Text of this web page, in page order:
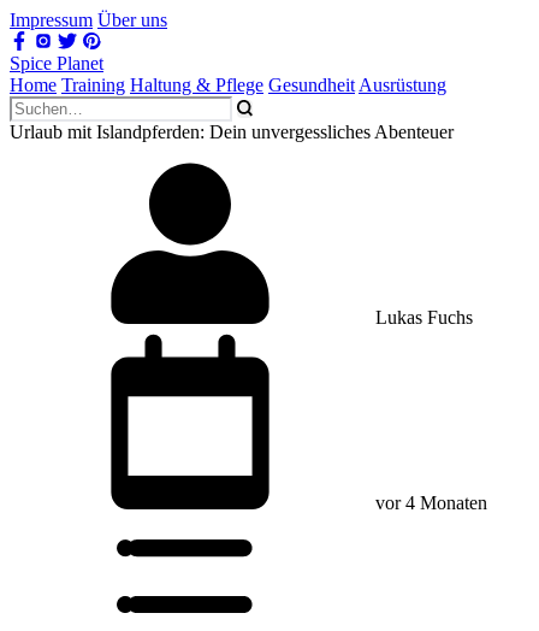
Impressum Über uns
Spice Planet
Home Training Haltung & Pflege Gesundheit Ausrüstung
Urlaub mit Islandpferden: Dein unvergessliches Abenteuer
Lukas Fuchs
vor 4 Monaten